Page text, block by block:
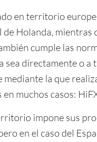
en territorio
de Holanda, mientras
cumple las
sea directamente o a
mediante la que
muchos casos:
impone sus
en el caso del